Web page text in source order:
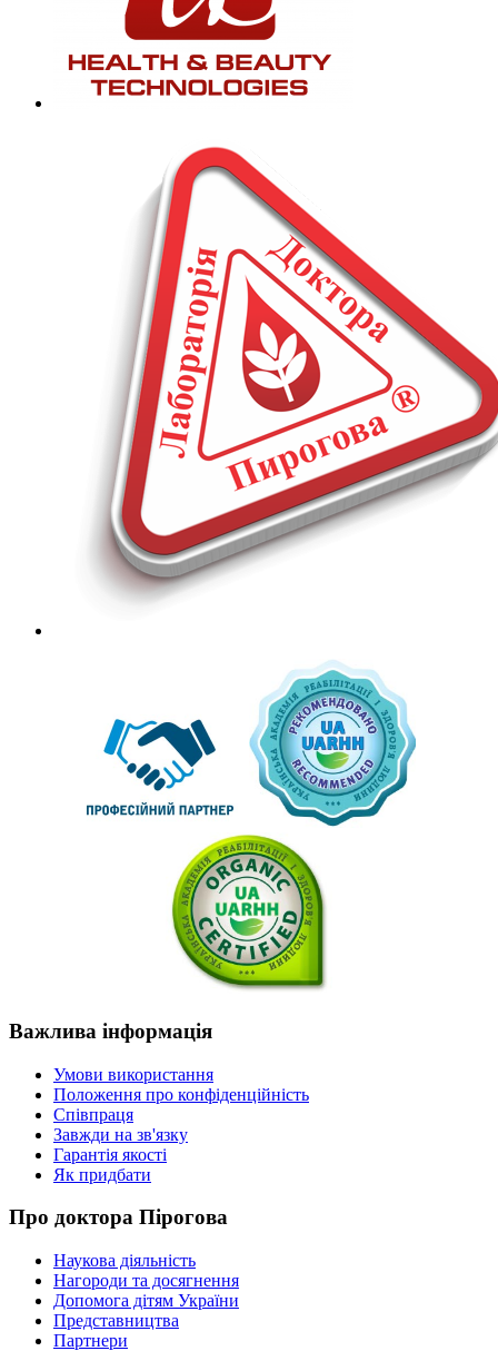
Важлива інформація
Умови використання
Положення про конфіденційність
Співпраця
Завжди на зв'язку
Гарантія якості
Як придбати
Про доктора Пірогова
Наукова діяльність
Нагороди та досягнення
Допомога дітям України
Представництва
Партнери